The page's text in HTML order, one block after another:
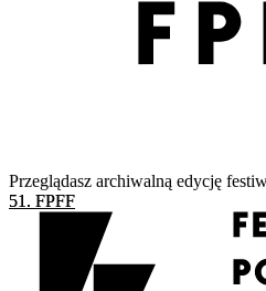
Przeglądasz archiwalną edycję
51. FPFF